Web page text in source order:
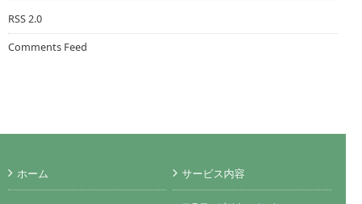
RSS 2.0
Comments Feed
ホーム サービス内容